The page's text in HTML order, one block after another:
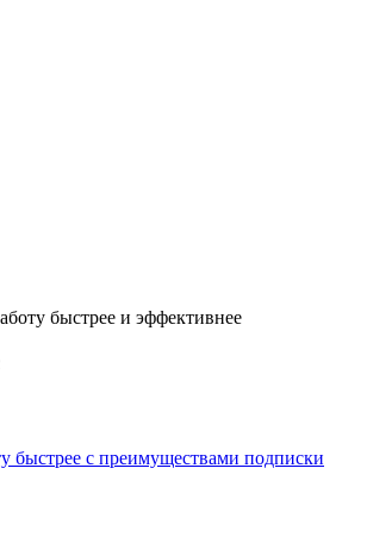
быстрее и эффективнее
быстрее с преимуществами подписки